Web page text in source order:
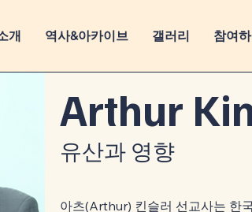
개 역사&아카이브 갤러리 참여
Arthur
​유산과 영향
아츠(Arthur) 킨슬러 선교사는 한